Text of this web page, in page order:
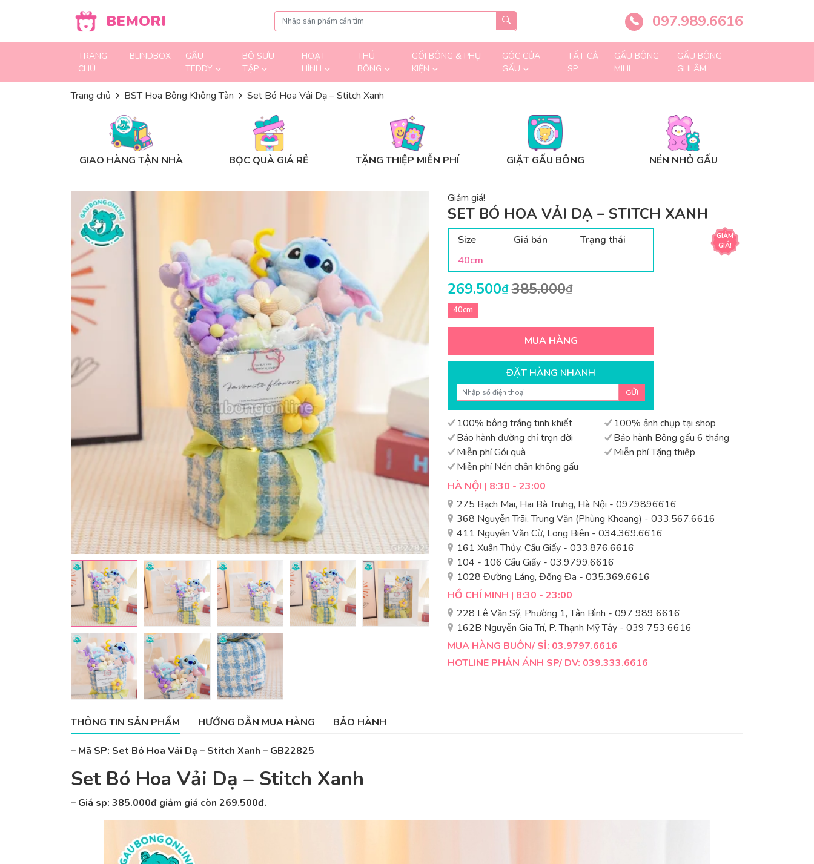
BEMORI 097.989.6616
TRANG
CHỦ
BLINDBOX
GẤU
TEDDY
BỘ SƯU
TẬP
HOẠT
HÌNH
THÚ
BÔNG
GỐI BÔNG & PHỤ
KIỆN
GÓC CỦA
GẤU
TẤT CẢ
SP
GẤU BÔNG
MIHI
GẤU BÔNG
GHI ÂM
Trang chủ BST Hoa Bông Không Tàn Set Bó Hoa Vải Dạ – Stitch Xanh
GIAO HÀNG TẬN NHÀ BỌC QUÀ GIÁ RẺ TẶNG THIỆP MIỄN PHÍ GIẶT GẤU BÔNG NÉN NHỎ GẤU
Giảm giá!
SET BÓ HOA VẢI DẠ – STITCH XANH
Size Giá bán
Trạng thái
40cm
GIẢM
GIÁ!
269.500₫385.000₫
40cm
MUA HÀNG
ĐẶT HÀNG NHANH
GỬI
100% bông trắng tinh khiết
100% ảnh chụp tại shop
Bảo hành đường chỉ trọn đời
Bảo hành Bông gấu 6 tháng
Miễn phí Gói quà
Miễn phí Tặng thiệp
Miễn phí Nén chân không gấu
HÀ NỘI | 8:30 - 23:00
275 Bạch Mai, Hai Bà Trưng, Hà Nội - 0979896616
368 Nguyễn Trãi, Trung Văn (Phùng Khoang) - 033.567.6616
411 Nguyễn Văn Cừ, Long Biên - 034.369.6616
161 Xuân Thủy, Cầu Giấy - 033.876.6616
104 - 106 Cầu Giấy - 03.9799.6616
1028 Đường Láng, Đống Đa - 035.369.6616
HỒ CHÍ MINH | 8:30 - 23:00
228 Lê Văn Sỹ, Phường 1, Tân Bình - 097 989 6616
162B Nguyễn Gia Trí, P. Thạnh Mỹ Tây - 039 753 6616
MUA HÀNG BUÔN/ SỈ: 03.9797.6616
HOTLINE PHẢN ÁNH SP/ DV: 039.333.6616
THÔNG TIN SẢN PHẨM HƯỚNG DẪN MUA HÀNG BẢO HÀNH
– Mã SP: Set Bó Hoa Vải Dạ – Stitch Xanh – GB22825
Set Bó Hoa Vải Dạ – Stitch Xanh
– Giá sp: 385.000đ giảm giá còn 269.500đ.